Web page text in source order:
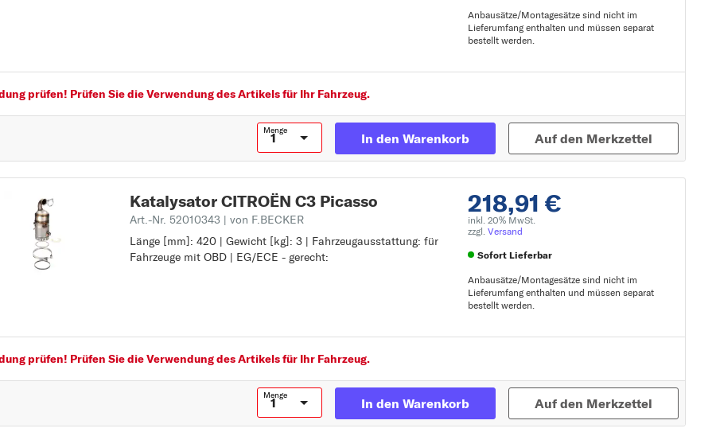
BERLINGO /
BERLINGO FIRST
C-CROSSER
ENTERPRISE
C4
C4 AIRCROSS
C4 CACTUS
Anbausätze/Montagesätze sind nicht im
Lieferumfang enthalten und müssen separat
bestellt werden.
Zur Detailseite
prüfen! Prüfen Sie die Verwendung des Artikels für Ihr Fahrzeug.
Menge
In den Warenkorb Auf den Merkzettel
218,91 €
inkl. 20% MwSt.
zzgl. Versand
Sofort Lieferbar
Anbausätze/Montagesätze sind nicht im
Lieferumfang enthalten und müssen separat
bestellt werden.
Zur Detailseite
Katalysator CITROËN C3 Picasso
Art.-Nr. 52010343 | von F.BECKER
Länge [mm]: 420 | Gewicht [kg]: 3 | Fahrzeugausstattung: für
Fahrzeuge mit OBD | EG/ECE - gerecht:
Länge [mm]: 420
Gewicht [kg]: 3
prüfen! Prüfen Sie die Verwendung des Artikels für Ihr Fahrzeug.
Menge
In den Warenkorb Auf den Merkzettel